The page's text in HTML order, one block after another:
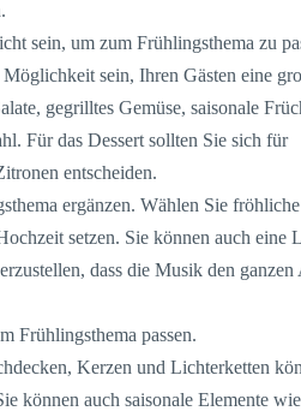
sein, um zum Frühlingsthema zu
sein, Ihren Gästen eine
gegrilltes Gemüse, saisonale
Für das Dessert sollten Sie sich für
entscheiden.
ergänzen. Wählen Sie
setzen. Sie können auch eine
dass die Musik den ganzen
Frühlingsthema passen.
Kerzen und Lichterketten
können auch saisonale Elemente wie